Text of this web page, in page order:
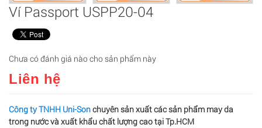
Ví Passport USPP20-04
Chưa có đánh giá nào cho sản phẩm này
Liên hệ
Công ty TNHH Uni-Sonchuyên sản xuất các sản phẩm may da
trong nước và xuất khẩu chất lượng cao tại Tp.HCM